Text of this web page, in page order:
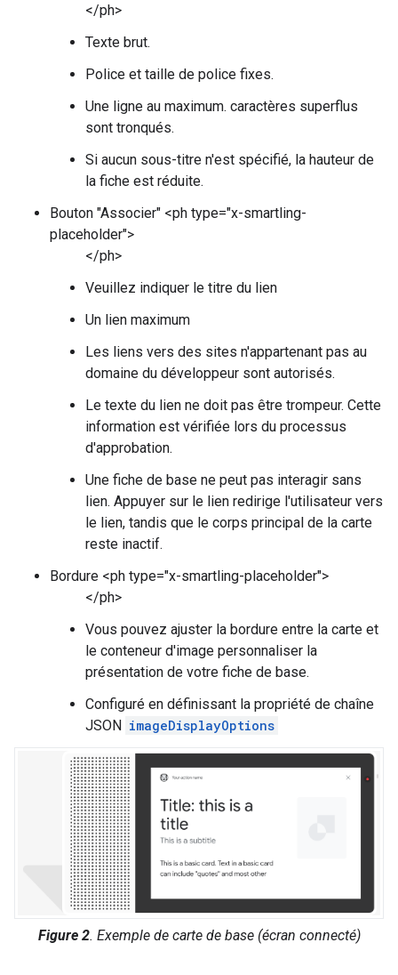
</ph>
Texte brut.
Police et taille de police fixes.
Une ligne au maximum. caractères superflus
sont tronqués.
Si aucun sous-titre n'est spécifié, la hauteur de
la fiche est réduite.
Bouton "Associer" <ph type="x-smartling-
placeholder">
</ph>
Veuillez indiquer le titre du lien
Un lien maximum
Les liens vers des sites n'appartenant pas au
domaine du développeur sont autorisés.
Le texte du lien ne doit pas être trompeur. Cette
information est vérifiée lors du processus
d'approbation.
Une fiche de base ne peut pas interagir sans
lien. Appuyer sur le lien redirige l'utilisateur vers
le lien, tandis que le corps principal de la carte
reste inactif.
Bordure <ph type="x-smartling-placeholder">
</ph>
Vous pouvez ajuster la bordure entre la carte et
le conteneur d'image personnaliser la
présentation de votre fiche de base.
Configuré en définissant la propriété de chaîne
JSON imageDisplayOptions
Figure 2. Exemple de carte de base (écran connecté)